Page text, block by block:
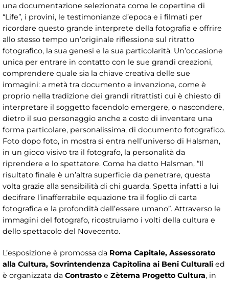
una documentazione selezionata come le copertine di
“Life”, i provini, le testimonianze d’epoca e i filmati per
ricordare questo grande interprete della fotografia e offrire
allo stesso tempo un’originale riflessione sul ritratto
fotografico, la sua genesi e la sua particolarità. Un’occasione
unica per entrare in contatto con le sue grandi creazioni,
comprendere quale sia la chiave creativa delle sue
immagini: a metà tra documento e invenzione, come è
proprio nella tradizione dei grandi ritrattisti cui è chiesto di
interpretare il soggetto facendolo emergere, o nascondere,
dietro il suo personaggio anche a costo di inventare una
forma particolare, personalissima, di documento fotografico.
Foto dopo foto, in mostra si entra nell’universo di Halsman,
in un gioco visivo tra il fotografo, la personalità da
riprendere e lo spettatore. Come ha detto Halsman, “Il
risultato finale è un’altra superficie da penetrare, questa
volta grazie alla sensibilità di chi guarda. Spetta infatti a lui
decifrare l’inafferrabile equazione tra il foglio di carta
fotografica e la profondità dell’essere umano”. Attraverso le
immagini del fotografo, ricostruiamo i volti della cultura e
dello spettacolo del Novecento.
L’esposizione è promossa da Roma Capitale, Assessorato
alla Cultura, Sovrintendenza Capitolina ai Beni Culturali ed
è organizzata da Contrasto e Zètema Progetto Cultura, in